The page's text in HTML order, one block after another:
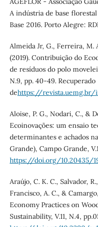
A indústria de base
Base 2016. Porto Alegre:
Almeida Jr, G., Ferreira, M.
(2019). Contribuição do
de resíduos do polo
N.9, pp. 40-49. Recuperado
dehttps://
Aloise, P. G., Nodari, C., &
Ecoinovações: um ensaio
determinantes e achados
Grande), Campo Grande,
https://doi.org/10.20435/
Araújo, C. K. C., Salvador,
Francisco, A. C., &
Economy Practices on
Sustainability, V.11, N.4,